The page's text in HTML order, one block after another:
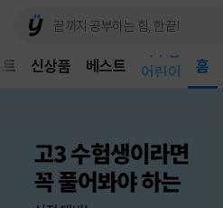
신상품 베스트
어린이
홈